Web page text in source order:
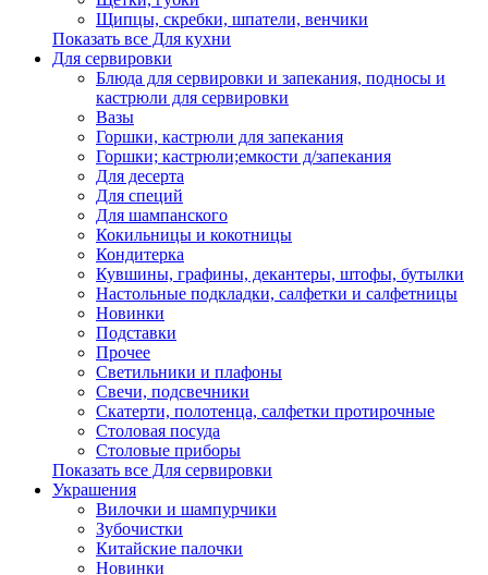
Щипцы, скребки, шпатели, венчики
Показать все Для кухни
Для сервировки
Блюда для сервировки и запекания, подносы и
кастрюли для сервировки
Вазы
Горшки, кастрюли для запекания
Горшки; кастрюли;емкости д/запекания
Для десерта
Для специй
Для шампанского
Кокильницы и кокотницы
Кондитерка
Кувшины, графины, декантеры, штофы, бутылки
Настольные подкладки, салфетки и салфетницы
Новинки
Подставки
Прочее
Светильники и плафоны
Свечи, подсвечники
Скатерти, полотенца, салфетки протирочные
Столовая посуда
Столовые приборы
Показать все Для сервировки
Украшения
Вилочки и шампурчики
Зубочистки
Китайские палочки
Новинки